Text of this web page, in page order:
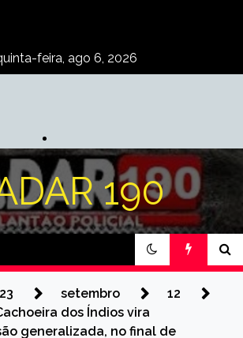
feira, ago 6, 2026
190
setembro
12
dos Índios vira
generalizada, no final de